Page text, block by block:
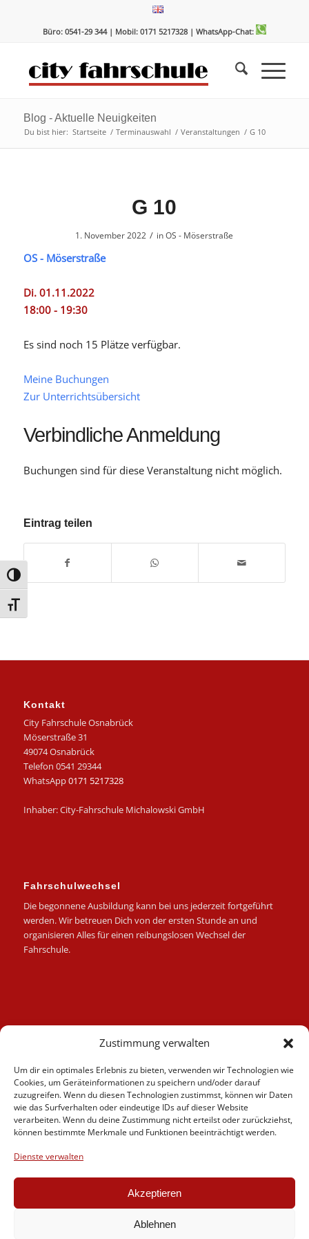
Zustimmung verwalten
Um dir ein optimales Erlebnis zu bieten, verwenden wir Technologien wie
Cookies, um Geräteinformationen zu speichern und/oder darauf
zuzugreifen. Wenn du diesen Technologien zustimmst, können wir Daten
wie das Surfverhalten oder eindeutige IDs auf dieser Website
verarbeiten. Wenn du deine Zustimmung nicht erteilst oder zurückziehst,
können bestimmte Merkmale und Funktionen beeinträchtigt werden.
Dienste verwalten
Akzeptieren
Ablehnen
Umschalten auf hohe Kontraste
Schrift vergrößern
Büro: 0541-29 344 | Mobil: 0171 5217328 | WhatsApp-Chat:
Blog - Aktuelle Neuigkeiten
Du bist hier: Startseite / Terminauswahl / Veranstaltungen / G 10
G 10
1. November 2022 / inOS - Möserstraße
OS - Möserstraße
Di. 01.11.2022
18:00 - 19:30
Es sind noch 15 Plätze verfügbar.
Meine Buchungen
Zur Unterrichtsübersicht
Verbindliche Anmeldung
Buchungen sind für diese Veranstaltung nicht möglich.
Eintrag teilen
Kontakt
City Fahrschule Osnabrück
Möserstraße 31
49074 Osnabrück
Telefon 0541 29344
WhatsApp0171 5217328
Inhaber: City-Fahrschule Michalowski GmbH
Fahrschulwechsel
Die begonnene Ausbildung kann bei uns jederzeit fortgeführt
werden. Wir betreuen Dich von der ersten Stunde an und
organisieren Alles für einen reibungslosen Wechsel der
Fahrschule.
Fahrlehrer
Fahrschule
Motorrad
News
Videos